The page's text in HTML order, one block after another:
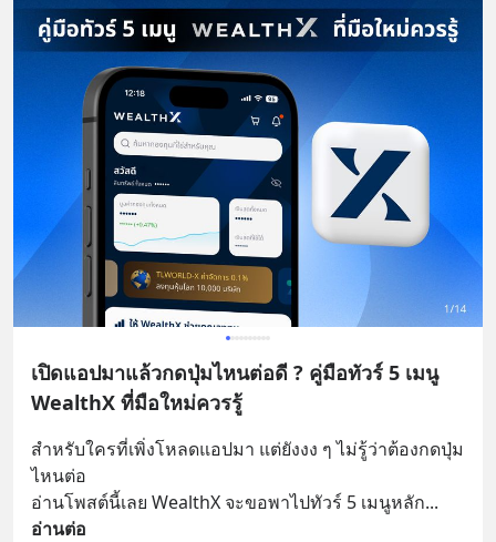
เปิดแอปมาแล้วกดปุ่มไหนต่อดี ? คู่มือทัวร์ 5 เมนู
WealthX ที่มือใหม่ควรรู้
สำหรับใครที่เพิ่งโหลดแอปมา แต่ยังงง ๆ ไม่รู้ว่าต้องกดปุ่ม
ไหนต่อ
อ่านโพสต์นี้เลย WealthX จะขอพาไปทัวร์ 5 เมนูหลัก
อ่านต่อ